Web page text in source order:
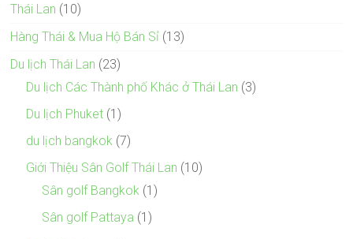
Thái Lan (10)
Hàng Thái & Mua Hộ Bán Sỉ (13)
Du lịch Thái Lan (23)
Du lịch Các Thành phố Khác ở Thái Lan (3)
Du lịch Phuket (1)
du lịch bangkok (7)
Giới Thiệu Sân Golf Thái Lan (10)
Sân golf Bangkok (1)
Sân golf Pattaya (1)